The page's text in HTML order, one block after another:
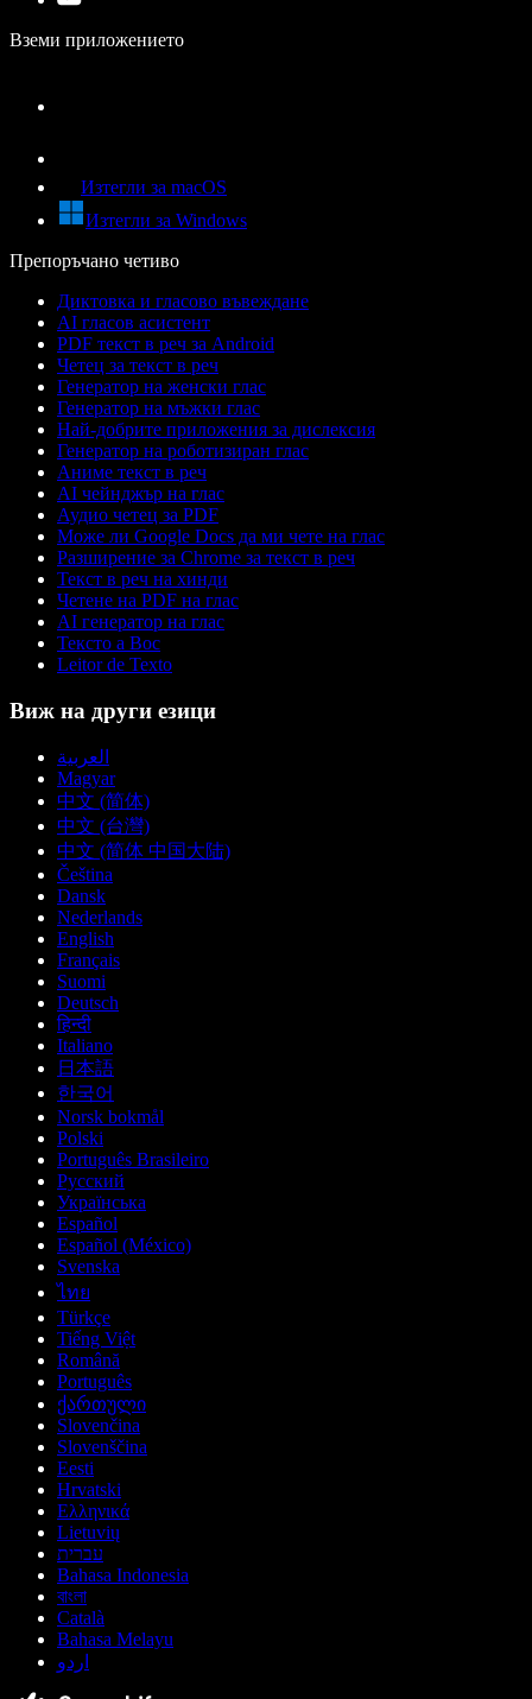
Вземи приложението
Изтегли за macOS
Изтегли за Windows
Препоръчано четиво
Диктовка и гласово въвеждане
AI гласов асистент
PDF текст в реч за Android
Четец за текст в реч
Генератор на женски глас
Генератор на мъжки глас
Най-добрите приложения за дислексия
Генератор на роботизиран глас
Аниме текст в реч
AI чейнджър на глас
Аудио четец за PDF
Може ли Google Docs да ми чете на глас
Разширение за Chrome за текст в реч
Текст в реч на хинди
Четене на PDF на глас
AI генератор на глас
Тексто а Вос
Leitor de Texto
Виж на други езици
العربية
Magyar
中文 (简体)
中文 (台灣)
中文 (简体 中国大陆)
Čeština
Dansk
Nederlands
English
Français
Suomi
Deutsch
हिन्दी
Italiano
日本語
한국어
Norsk bokmål
Polski
Português Brasileiro
Русский
Українська
Español
Español (México)
Svenska
ไทย
Türkçe
Tiếng Việt
Română
Português
ქართული
Slovenčina
Slovenščina
Eesti
Hrvatski
Ελληνικά
Lietuvių
עברית
Bahasa Indonesia
বাংলা
Català
Bahasa Melayu
اردو